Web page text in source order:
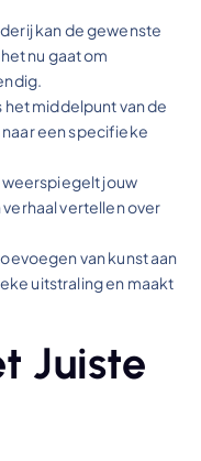
kan de gewenste
nu gaat om
het middelpunt van de
een specifieke
weerspiegelt jouw
vertellen over
van kunst aan
uitstraling en maakt
Juiste